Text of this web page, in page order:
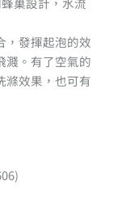
，發揮起泡的效
濺。有了空氣的
滌效果，也可有